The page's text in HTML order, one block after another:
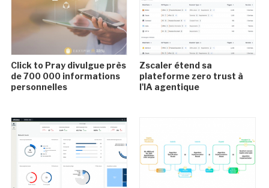
Click to Pray divulgue près
de 700 000 informations
personnelles
Zscaler étend sa
plateforme zero trust à
l'IA agentique